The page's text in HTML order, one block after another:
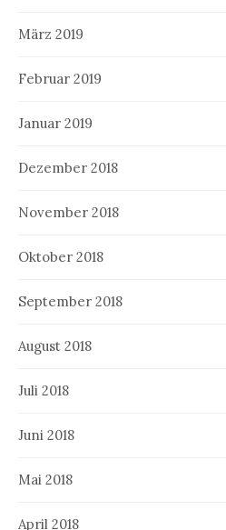
März 2019
Februar 2019
Januar 2019
Dezember 2018
November 2018
Oktober 2018
September 2018
August 2018
Juli 2018
Juni 2018
Mai 2018
April 2018